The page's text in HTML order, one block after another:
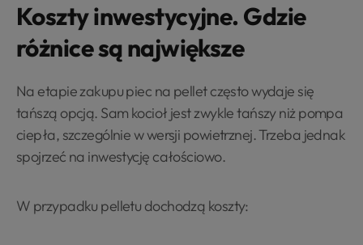
Koszty inwestycyjne. Gdzie
różnice są największe
Na etapie zakupu piec na pellet często wydaje się
tańszą opcją. Sam kocioł jest zwykle tańszy niż pompa
ciepła, szczególnie w wersji powietrznej. Trzeba jednak
spojrzeć na inwestycję całościowo.
W przypadku pelletu dochodzą koszty: